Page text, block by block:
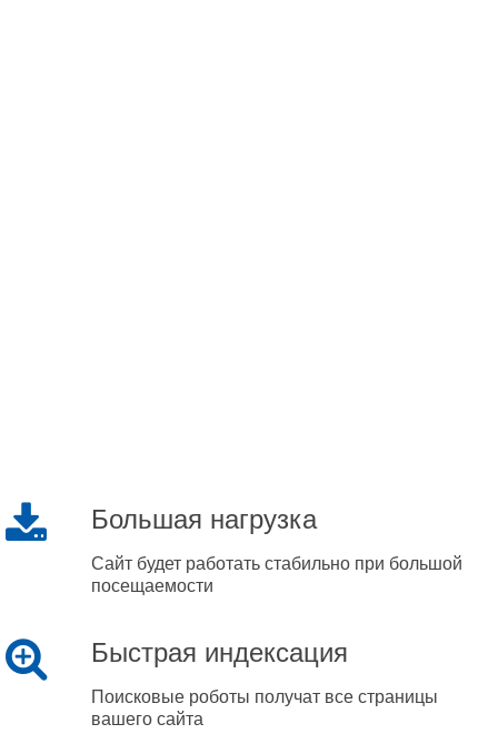
Большая нагрузка
Сайт будет работать стабильно при большой
посещаемости
Быстрая индексация
Поисковые роботы получат все страницы
вашего сайта